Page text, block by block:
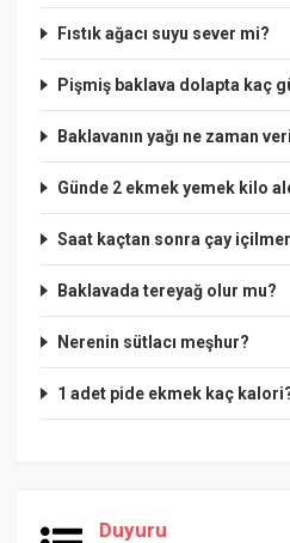
Fıstık ağacı suyu sever mi?
Pişmiş baklava dolapta kaç
Baklavanın yağı ne zaman
Günde 2 ekmek yemek kilo
Saat kaçtan sonra çay
Baklavada tereyağ olur mu?
Nerenin sütlacı meşhur?
1 adet pide ekmek kaç
Duyuru